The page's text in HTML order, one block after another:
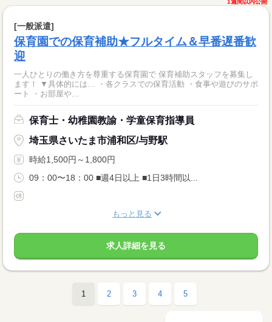
1週間以内公開
[一般派遣]
保育園での保育補助★フルタイム＆早番遅番歓
迎
一人ひとりの働き方を尊重する保育園で 保育補助スタッフを募集し
ます！ ▼具体的には… ・各クラスでの保育活動 ・食事や遊びのサポ
ート ・お部屋や...
保育士・幼稚園教諭・学童保育指導員
埼玉県さいたま市浦和区/与野駅
時給1,500円～1,800円
09：00〜18：00 ■週4日以上 ■1日3時間以...
もっと見る
求人詳細を見る
1 2 3 4 5